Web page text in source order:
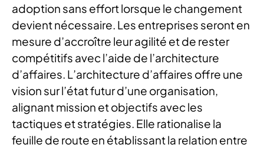
adoption sans effort lorsque le changement
devient nécessaire. Les entreprises seront en
mesure d’accroître leur agilité et de rester
compétitifs avec l’aide de l’architecture
d’affaires. L’architecture d’affaires offre une
vision sur l’état futur d’une organisation,
alignant mission et objectifs avec les
tactiques et stratégies. Elle rationalise la
feuille de route en établissant la relation entre